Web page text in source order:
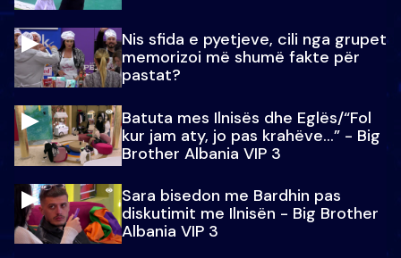
Nis sfida e pyetjeve, cili nga grupet
memorizoi më shumë fakte për
pastat?
Batuta mes Ilnisës dhe Eglës/“Fol
kur jam aty, jo pas krahëve…” - Big
Brother Albania VIP 3
Sara bisedon me Bardhin pas
diskutimit me Ilnisën - Big Brother
Albania VIP 3